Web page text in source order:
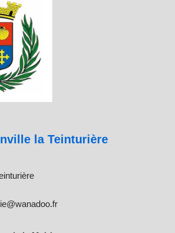
la Teinturière